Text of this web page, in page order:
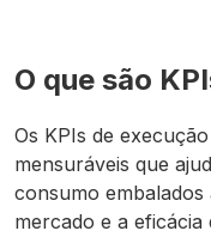
O que são
Os KPIs de
mensuráveis que
consumo
mercado e a